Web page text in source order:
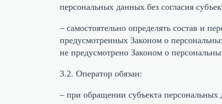
персональных данных без согласия
– самостоятельно определять состав и
предусмотренных Законом о
не предусмотрено Законом о
3.2. Оператор обязан:
– при обращении субъекта